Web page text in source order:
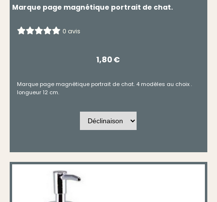
Marque page magnétique portrait de chat.
0 avis
1,80€
Marque page magnétique portrait de chat. 4 modèles au choix .
longueur 12 cm.